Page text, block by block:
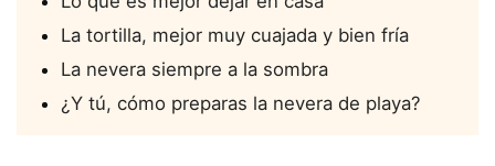
La tortilla, mejor muy cuajada y bien fría
La nevera siempre a la sombra
¿Y tú, cómo preparas la nevera de playa?